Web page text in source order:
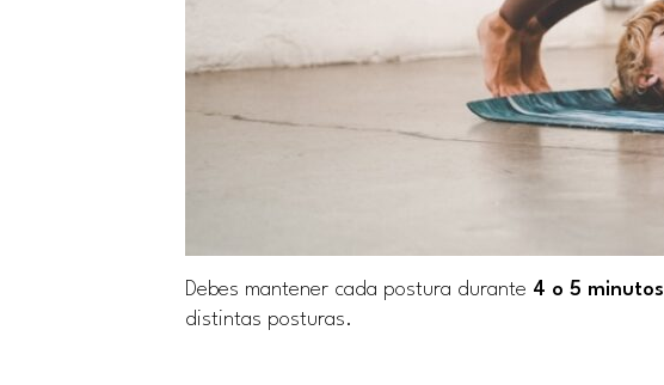
Debes mantener cada postura durante 4 o 5 minutos
distintas posturas.